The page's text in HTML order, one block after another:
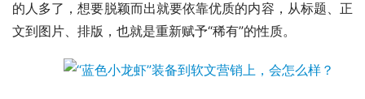
的人多了，想要脱颖而出就要依靠优质的内容，从标题、正
文到图片、排版，也就是重新赋予“稀有”的性质。